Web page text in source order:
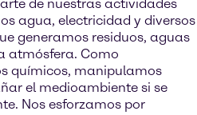
de nuestras actividades
agua, electricidad y diversos
generamos residuos, aguas
atmósfera. Como
químicos, manipulamos
el medioambiente si se
Nos esforzamos por